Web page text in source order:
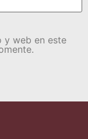
y web en este